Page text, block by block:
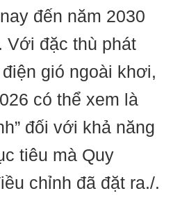
đến năm 2030
Với đặc thù phát
gió ngoài khơi,
có thể xem là
đối với khả năng
tiêu mà Quy
chỉnh đã đặt ra./.